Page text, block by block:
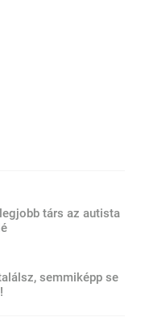
társ az autista
semmiképp se